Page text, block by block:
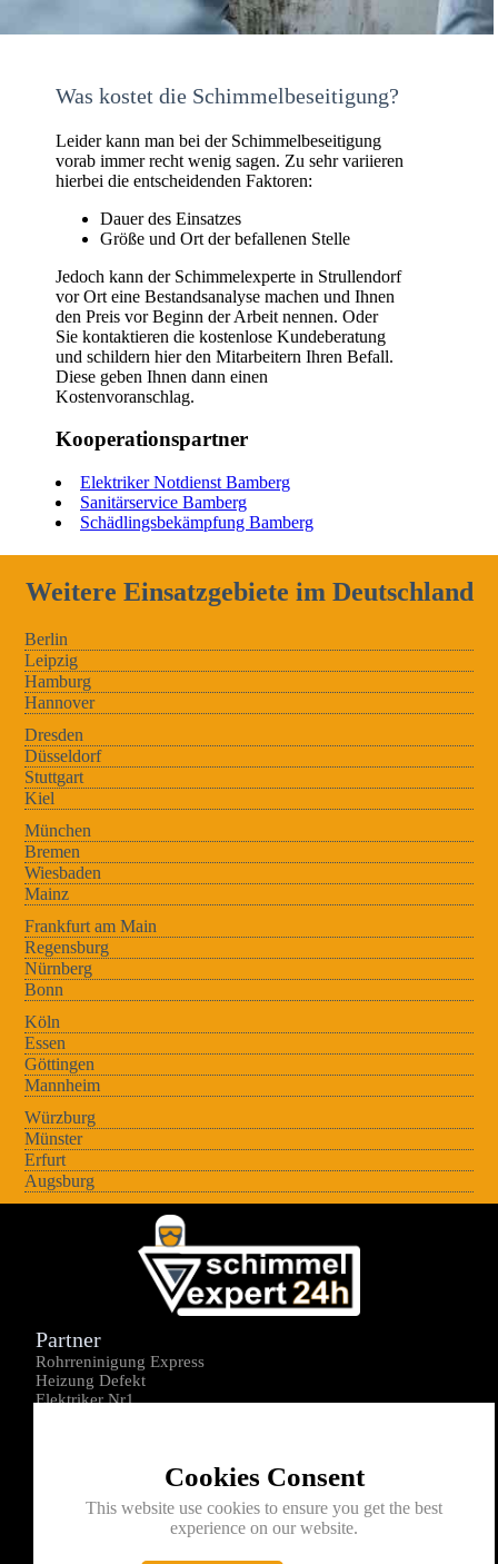
Was kostet die Schimmelbeseitigung?
Leider kann man bei der Schimmelbeseitigung
vorab immer recht wenig sagen. Zu sehr variieren
hierbei die entscheidenden Faktoren:
Dauer des Einsatzes
Größe und Ort der befallenen Stelle
Jedoch kann der Schimmelexperte in Strullendorf
vor Ort eine Bestandsanalyse machen und Ihnen
den Preis vor Beginn der Arbeit nennen. Oder
Sie kontaktieren die kostenlose Kundeberatung
und schildern hier den Mitarbeitern Ihren Befall.
Diese geben Ihnen dann einen
Kostenvoranschlag.
Kooperationspartner
Elektriker Notdienst Bamberg
Sanitärservice Bamberg
Schädlingsbekämpfung Bamberg
Weitere Einsatzgebiete im Deutschland
Berlin
Leipzig
Hamburg
Hannover
Dresden
Düsseldorf
Stuttgart
Kiel
München
Bremen
Wiesbaden
Mainz
Frankfurt am Main
Regensburg
Nürnberg
Bonn
Köln
Essen
Göttingen
Mannheim
Würzburg
Münster
Erfurt
Augsburg
Cookies Consent
This website use cookies to ensure you get the best
experience on our website.
Partner
Rohrreninigung Express
Heizung Defekt
Elektriker Nr1
Kontakt